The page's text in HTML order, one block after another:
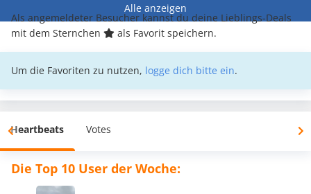
Alle anzeigen
Als angemeldeter Besucher kannst du deine Lieblings-Deals
mit dem Sternchen
als Favorit speichern.
Um die Favoriten zu nutzen, logge dich bitte ein.
Heartbeats Votes
Die Top 10 User der Woche: